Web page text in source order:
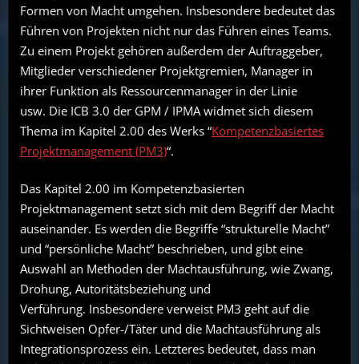
GPM
(PM3)
Formen von Macht umgehen. Insbesondere bedeutet das
Führen von Projekten nicht nur das Führen eines Teams.
Zu einem Projekt gehören außerdem der Auftraggeber,
Mitglieder verschiedener Projektgremien, Manager in
ihrer Funktion als Ressourcenmanager in der Linie
usw. Die ICB 3.0 der GPM / IPMA widmet sich diesem
Thema im Kapitel 2.00 des Werks “Kompetenzbasiertes
Projektmanagement (PM3)“.
Das Kapitel 2.00 im Kompetenzbasierten
Projektmanagement setzt sich mit dem Begriff der Macht
auseinander. Es werden die Begriffe “strukturelle Macht”
und “persönliche Macht” beschrieben, und gibt eine
Auswahl an Methoden der Machtausführung, wie Zwang,
Drohung, Autoritätsbeziehung und
Verführung. Insbesondere verweist PM3 geht auf die
Sichtweisen Opfer-/Täter und die Machtausführung als
Integrationsprozess ein. Letzteres bedeutet, dass man